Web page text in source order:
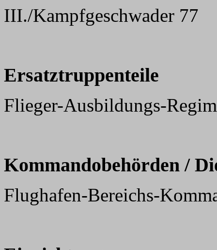
III./Kampfgeschwader 77
Ersatztruppenteile
Flieger-Ausbildungs-
Kommandobehörden /
Flughafen-Bereichs-